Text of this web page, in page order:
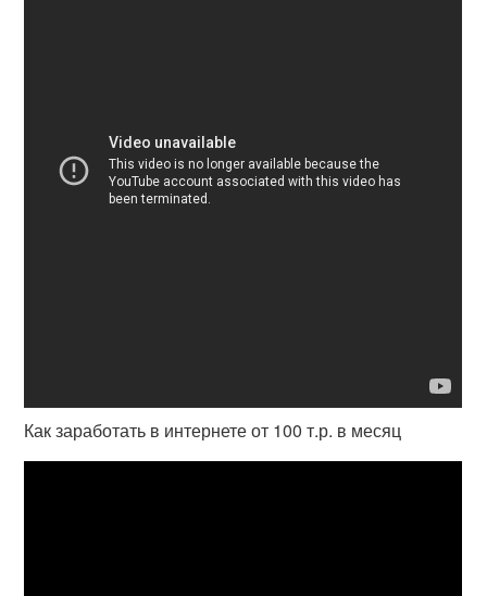
Как заработать в интернете от 100 т.р. в месяц